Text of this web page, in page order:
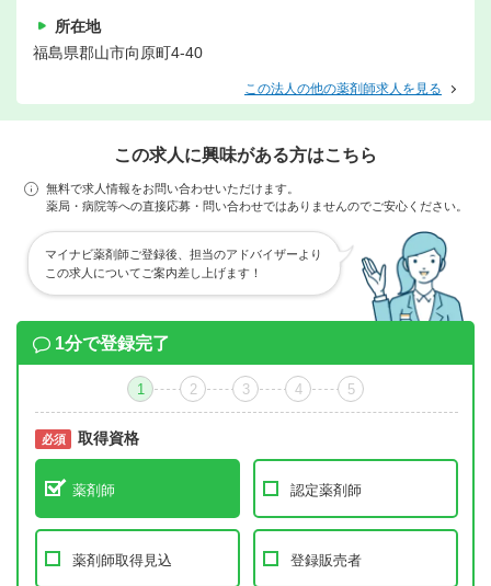
所在地
福島県郡山市向原町4-40
この法人の他の薬剤師求人を見る
この求人に興味がある方はこちら
無料で求人情報をお問い合わせいただけます。
薬局・病院等への直接応募・問い合わせではありませんのでご安心ください。
マイナビ薬剤師ご登録後、担当のアドバイザーより
この求人についてご案内差し上げます！
1分で登録完了
1 2 3 4 5
必須 取得資格
薬剤師 認定薬剤師
薬剤師取得見込 登録販売者